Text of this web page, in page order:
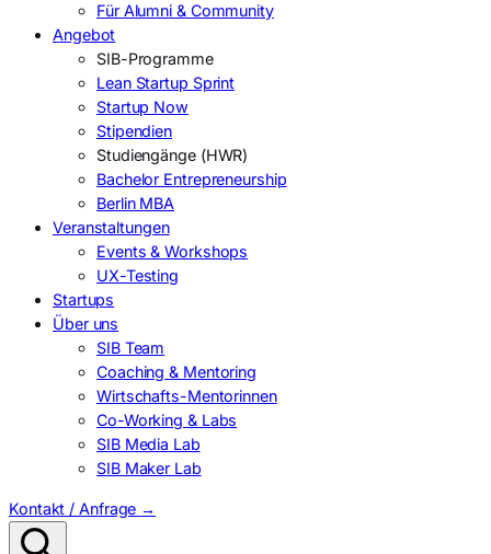
Für Alumni & Community
Angebot
SIB-Programme
Lean Startup Sprint
Startup Now
Stipendien
Studiengänge (HWR)
Bachelor Entrepreneurship
Berlin MBA
Veranstaltungen
Events & Workshops
UX-Testing
Startups
Über uns
SIB Team
Coaching & Mentoring
Wirtschafts-Mentorinnen
Co-Working & Labs
SIB Media Lab
SIB Maker Lab
Kontakt / Anfrage →